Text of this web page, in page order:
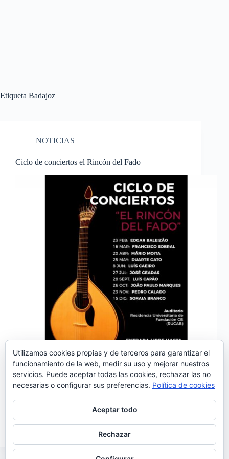
Etiqueta Badajoz
NOTICIAS
Ciclo de conciertos el Rincón del Fado
Este viernes 23 de febrero comienza en la Fundación
CB un ciclo de conciertos de fado en el auditorio de
la Residencia Universitaria RUCAB. El objetivo de
esta iniciativa de la Fundación es potenciar el
concepto de Eurociudad Badajoz-Elvas; <<que…
Noemí Sánchez
20/02/2018
Utilizamos cookies propias y de terceros para garantizar el
funcionamiento de la web, medir su uso y mejorar nuestros
servicios. Puede aceptar todas las cookies, rechazar las no
necesarias o configurar sus preferencias. Política de cookies
Aceptar todo
Rechazar